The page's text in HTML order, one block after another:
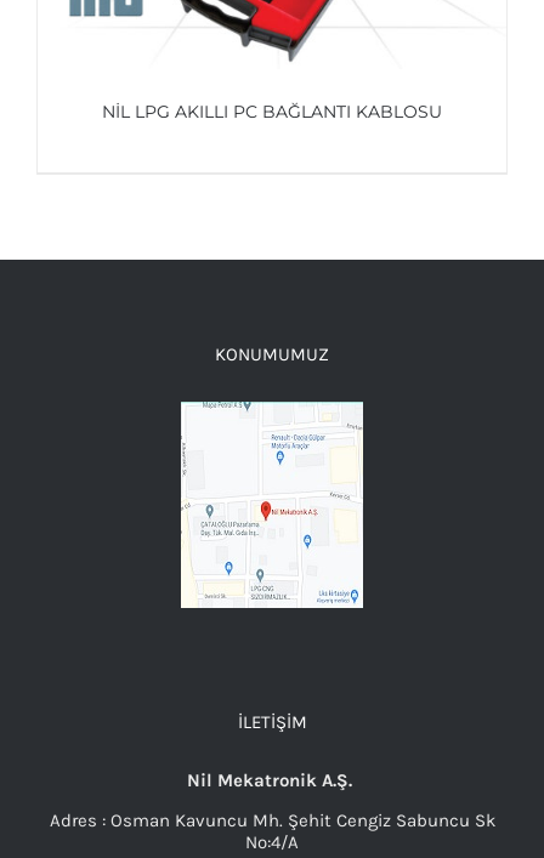
NİL LPG AKILLI PC BAĞLANTI KABLOSU
KONUMUMUZ
İLETIŞIM
Nil Mekatronik A.Ş.
Adres : Osman Kavuncu Mh. Şehit Cengiz Sabuncu Sk
No:4/A